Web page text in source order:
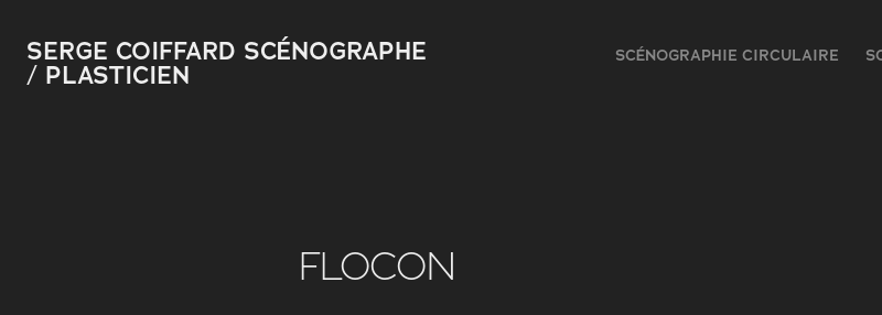
SERGE COIFFARD SCÉNOGRAPHE
/ PLASTICIEN
SCÉNOGRAPHIE CIRCULAIRE
FLOCON